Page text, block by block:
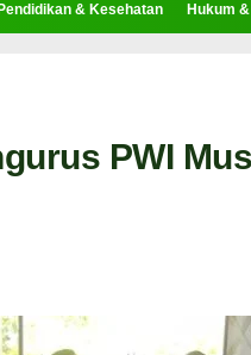
Pendidikan & Kesehatan Hukum
PWI